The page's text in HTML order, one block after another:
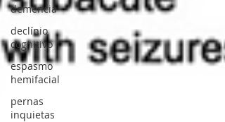
demência
declínio
cognitivo
espasmo
hemifacial
pernas
inquietas